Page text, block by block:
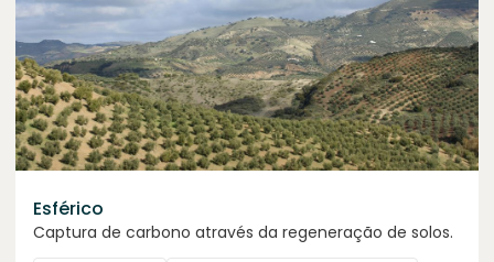
Esférico
Captura de carbono através da regeneração de solos.